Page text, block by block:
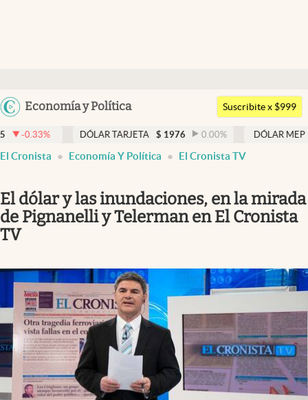
Argentina
Uruguay
Economía y Política
Members
Economía y Política
Finanzas y Mercados
Negocios
Columnistas
Apertura
Infotechnology
Clase
Clima
Mundial 2026
Suscribite x $999
DÓLAR TARJETA $ 1976 0.00 % DÓLAR MEP $ 1526,03
El Cronista Economía Y Política El Cronista TV
El dólar y las inundaciones, en la mirada
de Pignanelli y Telerman en El Cronista
TV